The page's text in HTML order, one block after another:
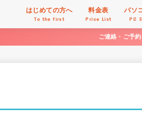
はじめての方へ
To the first
料金表
Price List
パソ
PC
ご連絡・ご予